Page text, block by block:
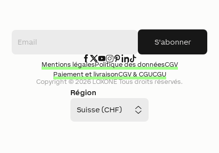
S'abonner
Région
Suisse (CHF)
Copyright ©2026LOXONETous droits réservés.
Mentions légalesPolitique des donnéesCGV
Paiement et livraisonCGV & CGUCGU